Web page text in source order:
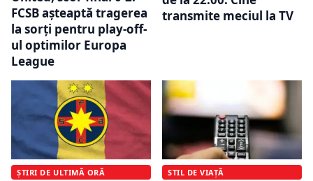
FCSB așteaptă tragerea
la sorți pentru play-off-
ul optimilor Europa
League
transmite meciul la TV
ȘTIRI DE ULTIMĂ ORĂ STIL DE VIAȚĂ